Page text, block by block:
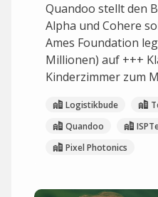
Quandoo stellt den
Alpha und Cohere
Ames Foundation
Millionen) auf +++
Kinderzimmer zum
Logistikbude
Quandoo
Pixel Photonics